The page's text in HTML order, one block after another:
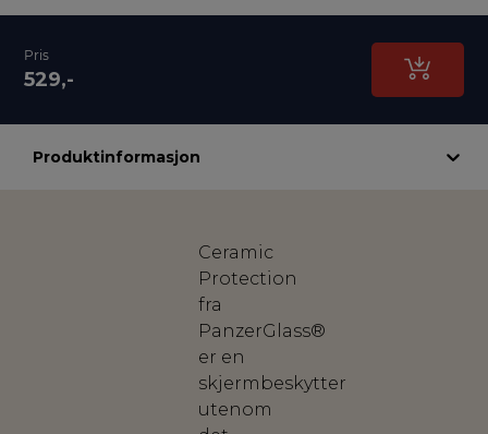
Pris
529,-
Produktinformasjon
Ceramic
Protection
fra
PanzerGlass®
er en
skjermbeskytter
utenom